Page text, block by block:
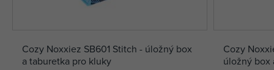
Cozy Noxxiez SB601 Stitch - úložný box
a taburetka pro kluky
Cozy
úložný box